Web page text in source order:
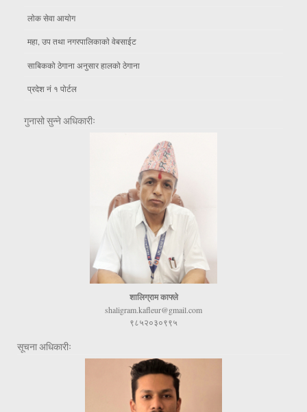
लाेक सेवा आयाेग
महा, उप तथा नगरपालिकाकाे वेबसाईट
साबिकको ठेगाना अनुसार हालको ठेगाना
प्रदेश नं १ पोर्टल
गुनासो सुन्ने अधिकारीः
शालिग्राम काफ्ले
shaligram.kafleur@gmail.com
९८५२०३०९९५
सूचना अधिकारीः